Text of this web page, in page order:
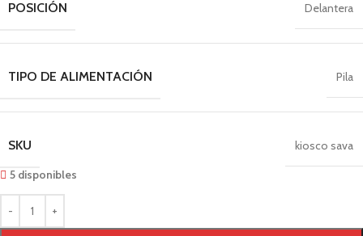
POSICIÓN Delantera
TIPO DE ALIMENTACIÓN Pila
SKU
kiosco sava
5 disponibles